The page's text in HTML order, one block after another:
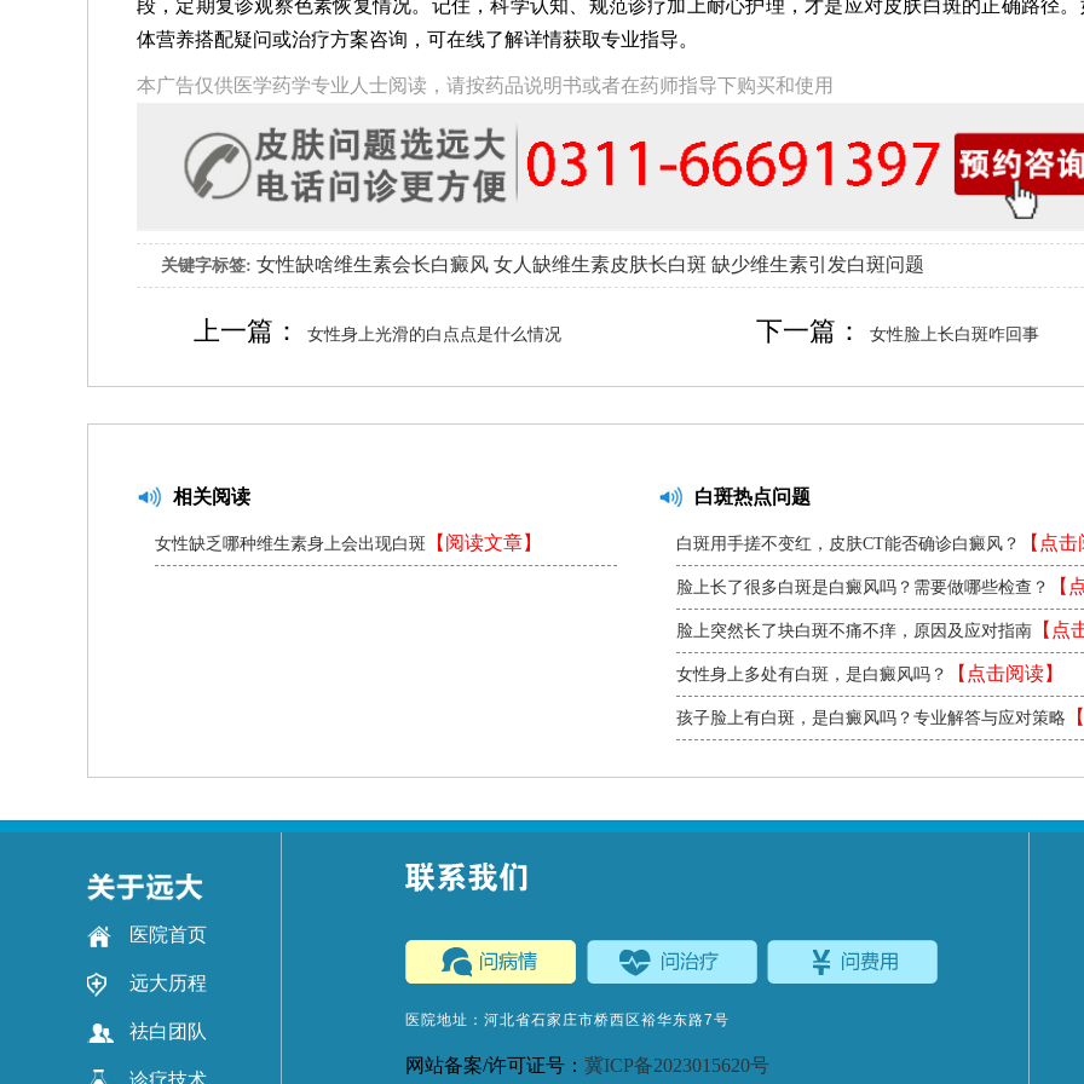
段，定期复诊观察色素恢复情况。记住，科学认知、规范诊疗加上耐心护理，才是应对皮肤白斑的正确路径。
体营养搭配疑问或治疗方案咨询，可在线了解详情获取专业指导。
本广告仅供医学药学专业人士阅读，请按药品说明书或者在药师指导下购买和使用
关键字标签: 女性缺啥维生素会长白癜风 女人缺维生素皮肤长白斑 缺少维生素引发白斑问题
上一篇： 女性身上光滑的白点点是什么情况 下一篇：女性脸上长白斑咋回事
相关阅读
女性缺乏哪种维生素身上会出现白斑 【阅读文章】
白斑热点问题
白斑用手搓不变红，皮肤CT能否确诊白癜风？ 【点
脸上长了很多白斑是白癜风吗？需要做哪些检查？ 【
读】
脸上突然长了块白斑不痛不痒，原因及应对指南【点
读】
女性身上多处有白斑，是白癜风吗？ 【点击阅读】
孩子脸上有白斑，是白癜风吗？专业解答与应对策略
医院首页
远大历程
祛白团队
医院地址：河北省石家庄市桥西区裕华东路7号
网站备案/许可证号： 冀ICP备2023015620号